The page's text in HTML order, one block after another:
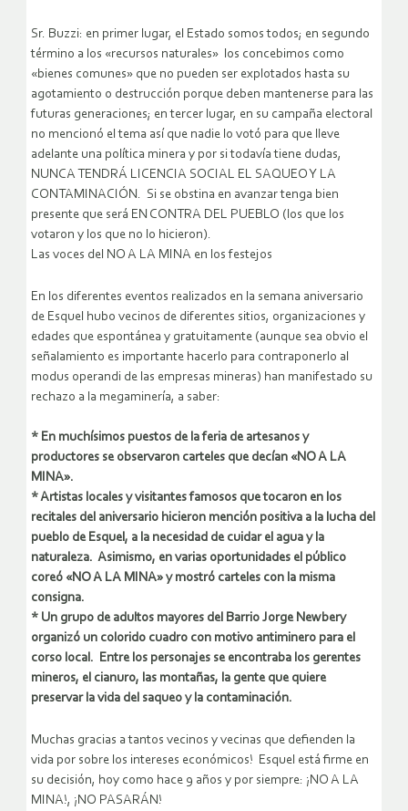
Sr. Buzzi: en primer lugar, el Estado somos todos; en segundo
término a los «recursos naturales» los concebimos como
«bienes comunes» que no pueden ser explotados hasta su
agotamiento o destrucción porque deben mantenerse para las
futuras generaciones; en tercer lugar, en su campaña electoral
no mencionó el tema así que nadie lo votó para que lleve
adelante una política minera y por si todavía tiene dudas,
NUNCA TENDRÁ LICENCIA SOCIAL EL SAQUEO Y LA
CONTAMINACIÓN. Si se obstina en avanzar tenga bien
presente que será EN CONTRA DEL PUEBLO (los que los
votaron y los que no lo hicieron).
Las voces del NO A LA MINA en los festejos
En los diferentes eventos realizados en la semana aniversario
de Esquel hubo vecinos de diferentes sitios, organizaciones y
edades que espontánea y gratuitamente (aunque sea obvio el
señalamiento es importante hacerlo para contraponerlo al
modus operandi de las empresas mineras) han manifestado su
rechazo a la megaminería, a saber:
* En muchísimos puestos de la feria de artesanos y
productores se observaron carteles que decían «NO A LA
MINA».
* Artistas locales y visitantes famosos que tocaron en los
recitales del aniversario hicieron mención positiva a la lucha del
pueblo de Esquel, a la necesidad de cuidar el agua y la
naturaleza. Asimismo, en varias oportunidades el público
coreó «NO A LA MINA» y mostró carteles con la misma
consigna.
* Un grupo de adultos mayores del Barrio Jorge Newbery
organizó un colorido cuadro con motivo antiminero para el
corso local. Entre los personajes se encontraba los gerentes
mineros, el cianuro, las montañas, la gente que quiere
preservar la vida del saqueo y la contaminación.
Muchas gracias a tantos vecinos y vecinas que defienden la
vida por sobre los intereses económicos! Esquel está firme en
su decisión, hoy como hace 9 años y por siempre: ¡NO A LA
MINA!, ¡NO PASARÁN!